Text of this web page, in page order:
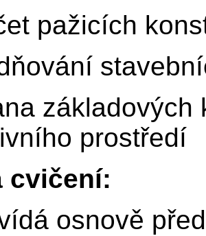
pažicích
prostředí
cvičení:
osnově